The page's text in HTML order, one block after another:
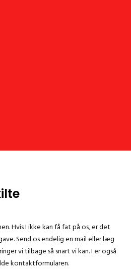
Hvis I ikke kan få fat på os, er det
Send os endelig en mail eller læg
vi tilbage så snart vi kan. I er også
kontaktformularen.